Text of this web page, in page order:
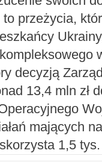
przeżycia,
decyzją
13,4 mln zł
mających
1,5